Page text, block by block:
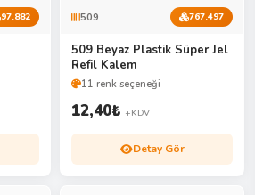
97.882 509 767.497
509 Beyaz Plastik Süper Jel
Refil Kalem
11 renk seçeneği
12,40₺ +KDV
Detay Gör